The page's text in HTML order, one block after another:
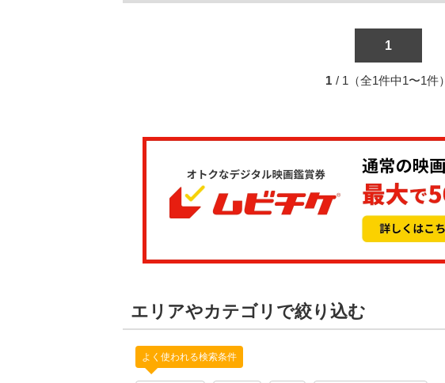
1
1 / 1（全1件中1〜1件）
エリアやカテゴリで絞り込む
よく使われる検索条件